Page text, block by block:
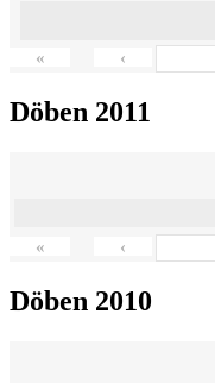
« ‹
Döben 2011
« ‹
Döben 2010